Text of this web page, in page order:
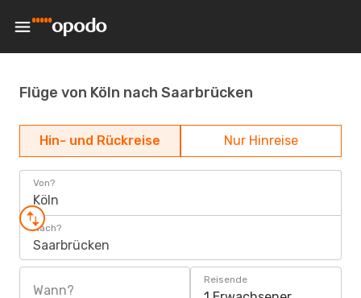
Flüge von Köln nach Saarbrücken
Hin- und Rückreise Nur Hinreise
Von?
Köln
Nach?
Saarbrücken
Wann?
Reisende